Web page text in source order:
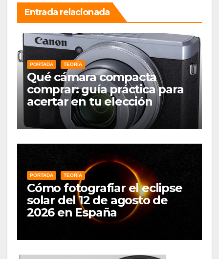
Entrada relacionada
PORTADA TEORÍA
Qué cámara compacta
comprar: guía práctica para
acertar en tu elección
PORTADA TEORÍA
Cómo fotografiar el eclipse
solar del 12 de agosto de
2026 en España